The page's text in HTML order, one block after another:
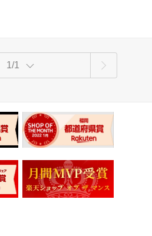
1/1